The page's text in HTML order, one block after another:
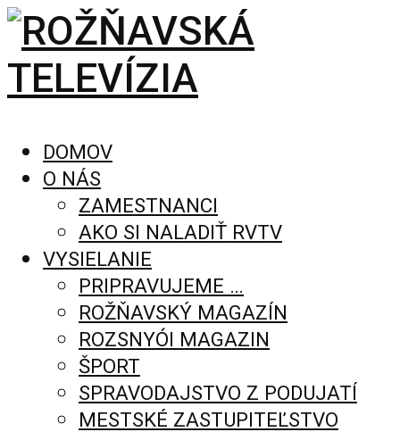
DOMOV
O NÁS
ZAMESTNANCI
AKO SI NALADIŤ RVTV
VYSIELANIE
PRIPRAVUJEME …
ROŽŇAVSKÝ MAGAZÍN
ROZSNYÓI MAGAZIN
ŠPORT
SPRAVODAJSTVO Z PODUJATÍ
MESTSKÉ ZASTUPITEĽSTVO